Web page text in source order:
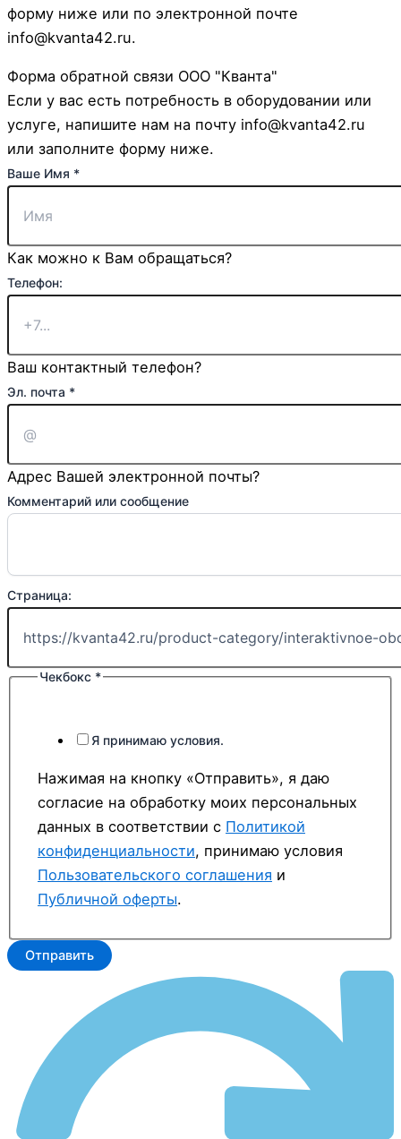
форму ниже или по электронной почте
info@kvanta42.ru.
Форма обратной связи ООО "Кванта"
Если у вас есть потребность в оборудовании или
услуге, напишите нам на почту info@kvanta42.ru
или заполните форму ниже.
Ваше Имя *
Как можно к Вам обращаться?
Комментарий
Чекбокс
Телефон:
Ваш контактный телефон?
Эл. почта *
Адрес Вашей электронной почты?
Комментарий или сообщение
Страница:
Чекбокс *
Я принимаю условия.
Нажимая на кнопку «Отправить», я даю
согласие на обработку моих персональных
данных в соответствии с Политикой
конфиденциальности, принимаю условия
Пользовательского соглашения и
Публичной оферты.
Отправить